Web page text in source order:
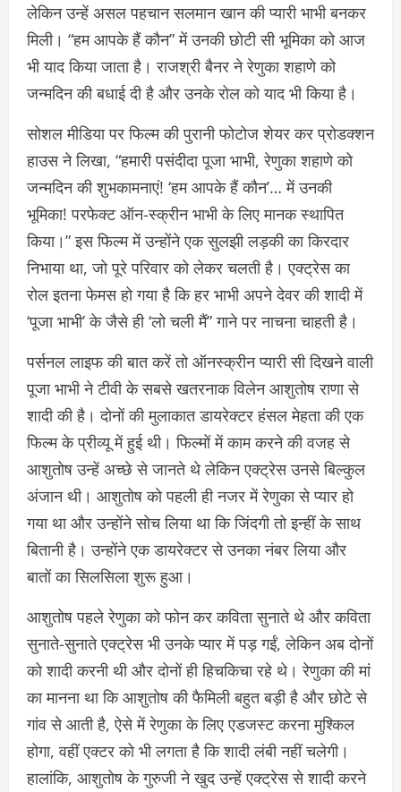
लेकिन उन्हें असल पहचान सलमान खान की प्यारी भाभी बनकर
मिली। “हम आपके हैं कौन” में उनकी छोटी सी भूमिका को आज
भी याद किया जाता है। राजश्री बैनर ने रेणुका शहाणे को
जन्मदिन की बधाई दी है और उनके रोल को याद भी किया है।
सोशल मीडिया पर फिल्म की पुरानी फोटोज शेयर कर प्रोडक्शन
हाउस ने लिखा, “हमारी पसंदीदा पूजा भाभी, रेणुका शहाणे को
जन्मदिन की शुभकामनाएं! ‘हम आपके हैं कौन’… में उनकी
भूमिका! परफेक्ट ऑन-स्क्रीन भाभी के लिए मानक स्थापित
किया।” इस फिल्म में उन्होंने एक सुलझी लड़की का किरदार
निभाया था, जो पूरे परिवार को लेकर चलती है। एक्ट्रेस का
रोल इतना फेमस हो गया है कि हर भाभी अपने देवर की शादी में
‘पूजा भाभी’ के जैसे ही ‘लो चली मैं” गाने पर नाचना चाहती है।
पर्सनल लाइफ की बात करें तो ऑनस्क्रीन प्यारी सी दिखने वाली
पूजा भाभी ने टीवी के सबसे खतरनाक विलेन आशुतोष राणा से
शादी की है। दोनों की मुलाकात डायरेक्टर हंसल मेहता की एक
फिल्म के प्रीव्यू में हुई थी। फिल्मों में काम करने की वजह से
आशुतोष उन्हें अच्छे से जानते थे लेकिन एक्ट्रेस उनसे बिल्कुल
अंजान थी। आशुतोष को पहली ही नजर में रेणुका से प्यार हो
गया था और उन्होंने सोच लिया था कि जिंदगी तो इन्हीं के साथ
बितानी है। उन्होंने एक डायरेक्टर से उनका नंबर लिया और
बातों का सिलसिला शुरू हुआ।
आशुतोष पहले रेणुका को फोन कर कविता सुनाते थे और कविता
सुनाते-सुनाते एक्ट्रेस भी उनके प्यार में पड़ गईं, लेकिन अब दोनों
को शादी करनी थी और दोनों ही हिचकिचा रहे थे। रेणुका की मां
का मानना था कि आशुतोष की फैमिली बहुत बड़ी है और छोटे से
गांव से आती है, ऐसे में रेणुका के लिए एडजस्ट करना मुश्किल
होगा, वहीं एक्टर को भी लगता है कि शादी लंबी नहीं चलेगी।
हालांकि, आशुतोष के गुरुजी ने खुद उन्हें एक्ट्रेस से शादी करने